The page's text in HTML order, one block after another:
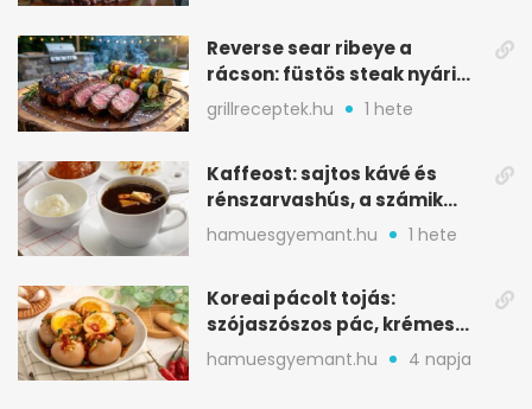
Reverse sear ribeye a
rácson: füstös steak nyári
tökkebabbal
grillreceptek.hu 1 hete
Kaffeost: sajtos kávé és
rénszarvashús, a számik
melegítő itala
hamuesgyemant.hu 1 hete
Koreai pácolt tojás:
szójaszószos pác, krémes
sárgája, pár óra alatt
hamuesgyemant.hu 4 napja